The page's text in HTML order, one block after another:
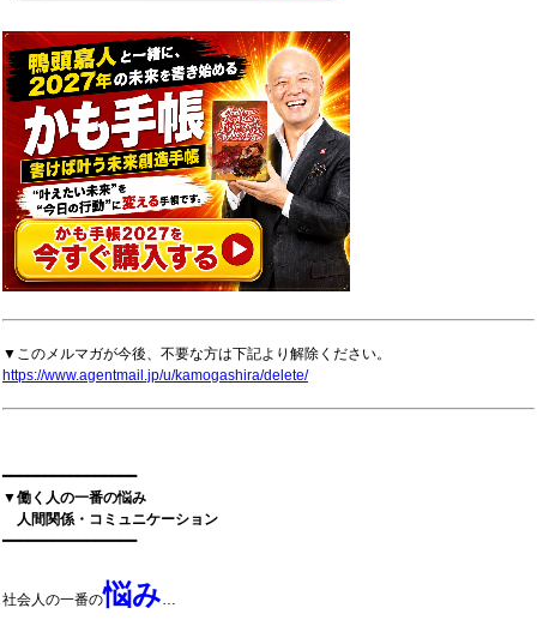
▼このメルマガが今後、不要な方は下記より解除ください。
https://www.agentmail.jp/u/kamogashira/delete/
━━━━━━━━━━━━━━━━
▼働く人の一番の悩み
人間関係・コミュニケーション
━━━━━━━━━━━━━━━━
社会人の一番の悩み…